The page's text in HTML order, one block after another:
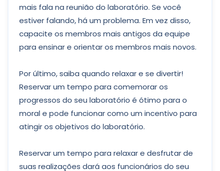
mais fala na reunião do laboratório. Se você
estiver falando, há um problema. Em vez disso,
capacite os membros mais antigos da equipe
para ensinar e orientar os membros mais novos.
Por último, saiba quando relaxar e se divertir!
Reservar um tempo para comemorar os
progressos do seu laboratório é ótimo para o
moral e pode funcionar como um incentivo para
atingir os objetivos do laboratório.
Reservar um tempo para relaxar e desfrutar de
suas realizações dará aos funcionários do seu